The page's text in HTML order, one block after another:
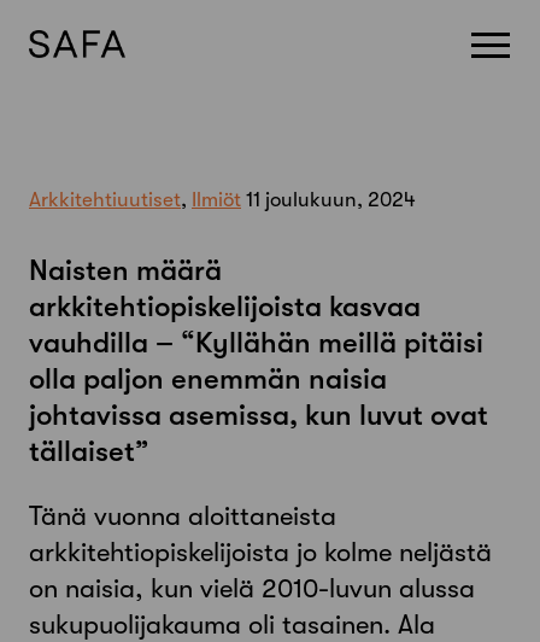
Arkkitehtiuutiset, Ilmiöt 11 joulukuun, 2024
Naisten määrä
arkkitehtiopiskelijoista kasvaa
vauhdilla – “Kyllähän meillä pitäisi
olla paljon enemmän naisia
johtavissa asemissa, kun luvut ovat
tällaiset”
Tänä vuonna aloittaneista
arkkitehtiopiskelijoista jo kolme neljästä
on naisia, kun vielä 2010-luvun alussa
sukupuolijakauma oli tasainen. Ala